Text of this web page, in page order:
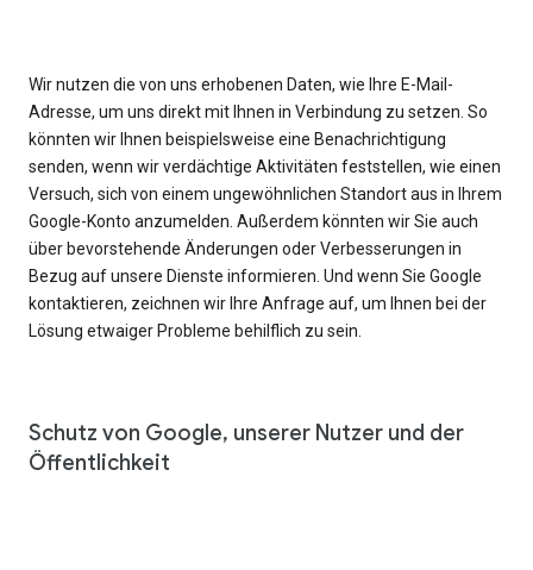
Wir nutzen die von uns erhobenen Daten, wie Ihre E-Mail-
Adresse, um uns direkt mit Ihnen in Verbindung zu setzen. So
könnten wir Ihnen beispielsweise eine Benachrichtigung
senden, wenn wir verdächtige Aktivitäten feststellen, wie einen
Versuch, sich von einem ungewöhnlichen Standort aus in Ihrem
Google-Konto anzumelden. Außerdem könnten wir Sie auch
über bevorstehende Änderungen oder Verbesserungen in
Bezug auf unsere Dienste informieren. Und wenn Sie Google
kontaktieren, zeichnen wir Ihre Anfrage auf, um Ihnen bei der
Lösung etwaiger Probleme behilflich zu sein.
Schutz von Google, unserer Nutzer und der
Öffentlichkeit